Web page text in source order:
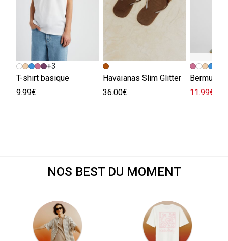
+3
T-shirt basique
9.99€
Havaïanas Slim Glitter
36.00€
Bermuda
11.99€
NOS BEST DU MOMENT